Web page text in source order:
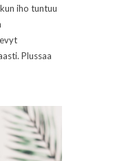
iho tuntuu
Plussaa